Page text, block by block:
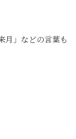
月」などの言葉も